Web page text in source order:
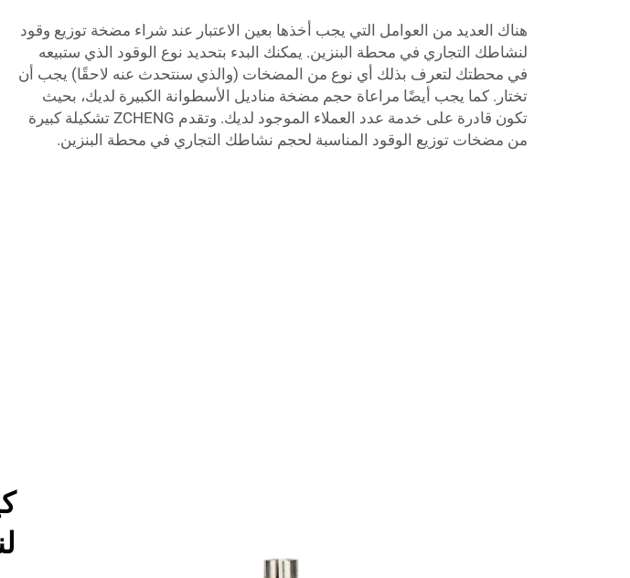
هناك العديد من العوامل التي يجب أخذها بعين الاعتبار عند شراء مضخة توزيع وقود
لنشاطك التجاري في محطة البنزين. يمكنك البدء بتحديد نوع الوقود الذي ستبيعه
في محطتك لتعرف بذلك أي نوع من المضخات (والذي سنتحدث عنه لاحقًا) يجب أن
تختار. كما يجب أيضًا مراعاة حجم مضخة مناديل الأسطوانة الكبيرة لديك، بحيث
تكون قادرة على خدمة عدد العملاء الموجود لديك. وتقدم ZCHENG تشكيلة كبيرة
من مضخات توزيع الوقود المناسبة لحجم نشاطك التجاري في محطة البنزين.